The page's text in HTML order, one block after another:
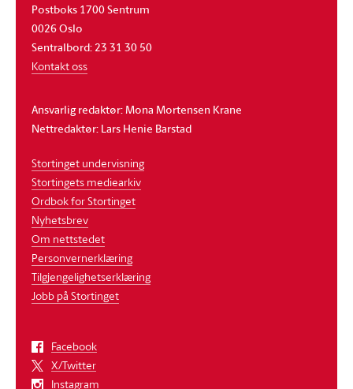
Postboks 1700 Sentrum
0026 Oslo
Sentralbord: 23 31 30 50
Kontakt oss
Ansvarlig redaktør: Mona Mortensen Krane
Nettredaktør: Lars Henie Barstad
Stortinget undervisning
Stortingets mediearkiv
Ordbok for Stortinget
Nyhetsbrev
Om nettstedet
Personvernerklæring
Tilgjengelighetserklæring
Jobb på Stortinget
Facebook
X/Twitter
Instagram